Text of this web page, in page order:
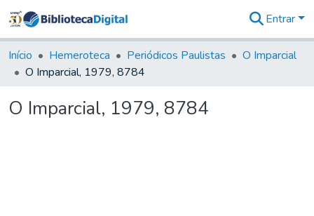
&
Coleções
Tudo na
Digital
Entrar
Início Hemeroteca Periódicos Paulistas
O Imparcial
O Imparcial, 1979, 8784
O Imparcial, 1979, 8784